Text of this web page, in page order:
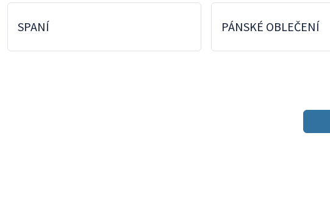
SPANÍ PÁNSKÉ OBLEČENÍ